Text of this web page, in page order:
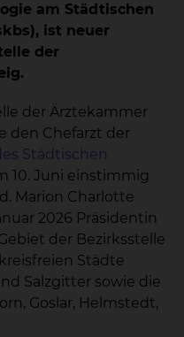
am Städtischen
ist neuer
der
der Ärztekammer
den Chefarzt der
Städtischen
10. Juni einstimmig
Marion Charlotte
2026 Präsidentin
der Bezirksstelle
Städte
Salzgitter sowie die
Goslar, Helmstedt,